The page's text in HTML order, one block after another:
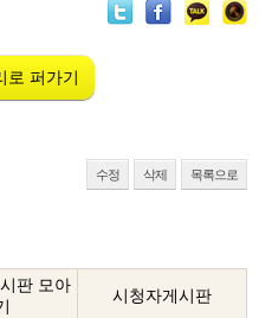
로 퍼가기
수정 삭제 목록으로
판 모아
시청자게시판